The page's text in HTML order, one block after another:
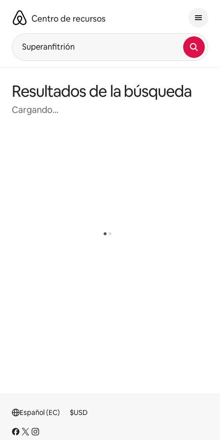
contenido Centro de recursos
Superanfitrión
Resultados de la búsqueda
Cargando...
Español (EC) $USD